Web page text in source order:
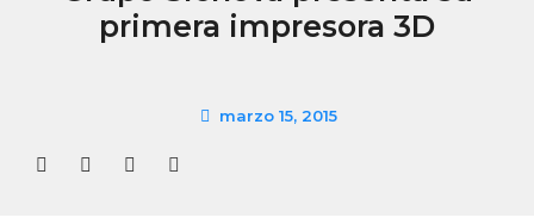
primera impresora 3D
marzo 15, 2015